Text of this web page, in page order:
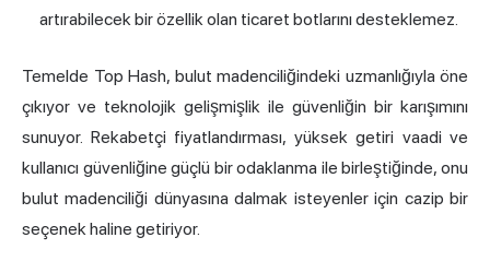
artırabilecek bir özellik olan ticaret botlarını desteklemez.
Temelde Top Hash, bulut madenciliğindeki uzmanlığıyla öne
çıkıyor ve teknolojik gelişmişlik ile güvenliğin bir karışımını
sunuyor. Rekabetçi fiyatlandırması, yüksek getiri vaadi ve
kullanıcı güvenliğine güçlü bir odaklanma ile birleştiğinde, onu
bulut madenciliği dünyasına dalmak isteyenler için cazip bir
seçenek haline getiriyor.